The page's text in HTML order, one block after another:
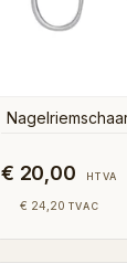
€ 20,00 HTVA
€ 24,20 TVAC